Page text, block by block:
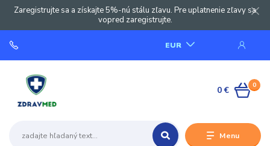
Zaregistrujte sa a získajte 5%-nú stálu zľavu. Pre uplatnenie zľavy sa
vopred zaregistrujte.
Menu
EUR
0
0 €